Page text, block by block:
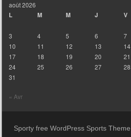
août 2026
L M M J V
3
4 5 6 7
10
11 12 13 14
17
18 19 20 21
24
25 26 27 28
31
« Avr
Sporty free WordPress Sports Theme